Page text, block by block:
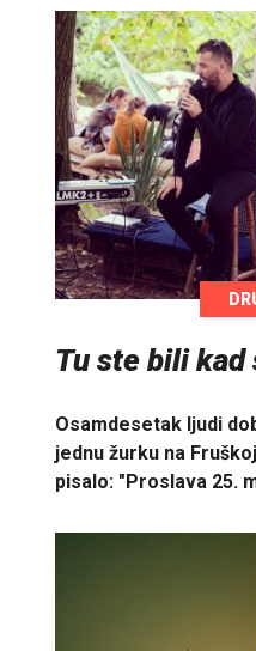
Tu ste bili kad
Osamdesetak ljudi
jednu žurku na
pisalo: "Proslava 25.